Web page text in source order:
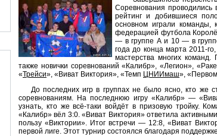
Соревнования
рейтинг и добившиеся
основном играли команды,
федерацией футбола
— в группе А и 10 — в
года до конца марта 2011-
мастерства многих
также новички соревнований «Калибр», «Легион»,
«Трейси», «Виват Виктория», «Темп ЦНИИмаш»,
До последних игр в группах не было ясно, кто же
соревнованиям. На последнюю игру «Калибр» —
узнать, кто же всё-таки войдёт в призовую тройку.
«Калибр» вёл 3:0. «Виват Виктория» ответила
пользу «Виктории». Итог встречи — 12:8, «Виват
первой лиге. Этот турнир состоялся благодаря